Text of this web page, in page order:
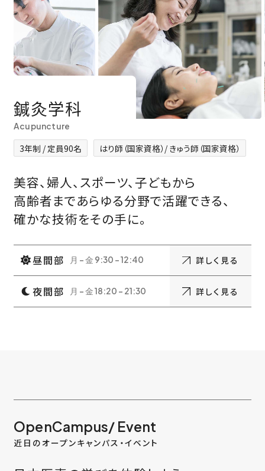
鍼灸学科
Acupuncture
3年制 / 定員90名 はり師（国家資格）/ きゅう師（国家資格）
美容、婦人、スポーツ、子どもから
高齢者まであらゆる分野で活躍できる、
確かな技術をその手に。
昼間部 月 - 金 9:30 - 12:40 詳しく見る
夜間部 月 - 金 18:20 - 21:30 詳しく見る
OpenCampus/ Event
近日のオープンキャンパス・イベント